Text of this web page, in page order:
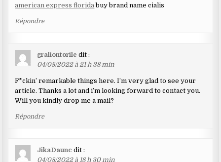
american express floridabuy brand name cialis
Répondre
graliontorile dit :
04/08/2022 à 21 h 38 min
F*ckin’ remarkable things here. I’m very glad to see your
article. Thanks a lot and i’m looking forward to contact you.
Will you kindly drop me a mail?
Répondre
JikaDaunc dit :
04/08/2022 à 18 h 30 min